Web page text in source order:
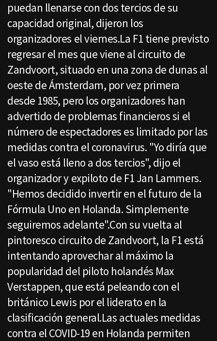
puedan llenarse con dos tercios de su
capacidad original, dijeron los
organizadores el viernes.La F1 tiene previsto
regresar el mes que viene al circuito de
Zandvoort, situado en una zona de dunas al
oeste de Ámsterdam, por vez primera
desde 1985, pero los organizadores han
advertido de problemas financieros si el
número de espectadores es limitado por las
medidas contra el coronavirus. "Yo diría que
el vaso está lleno a dos tercios", dijo el
organizador y expiloto de F1 Jan Lammers.
"Hemos decidido invertir en el futuro de la
Fórmula Uno en Holanda. Simplemente
seguiremos adelante".Con su vuelta al
pintoresco circuito de Zandvoort, la F1 está
intentando aprovechar al máximo la
popularidad del piloto holandés Max
Verstappen, que está peleando con el
británico Lewis por el liderato en la
clasificación general.Las actuales medidas
contra el COVID-19 en Holanda permiten